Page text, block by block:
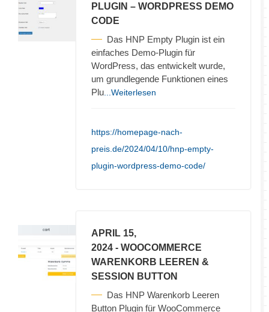
PLUGIN – WORDPRESS DEMO
CODE
Das HNP Empty Plugin ist ein
einfaches Demo-Plugin für
WordPress, das entwickelt wurde,
um grundlegende Funktionen eines
Plu ...Weiterlesen
https://homepage-nach-
preis.de/2024/04/10/hnp-empty-
plugin-wordpress-demo-code/
APRIL 15,
2024 - WOOCOMMERCE
WARENKORB LEEREN &
SESSION BUTTON
Das HNP Warenkorb Leeren
Button Plugin für WooCommerce